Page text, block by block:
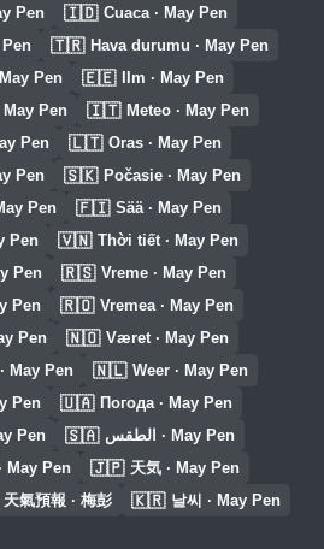
Pen 🇮🇩 Cuaca · May Pen
🇹🇷 Hava durumu · May Pen
Pen 🇪🇪 Ilm · May Pen
Pen 🇮🇹 Meteo · May Pen
Pen 🇱🇹 Oras · May Pen
Pen 🇸🇰 Počasie · May Pen
Pen 🇫🇮 Sää · May Pen
Pen 🇻🇳 Thời tiết · May Pen
Pen 🇷🇸 Vreme · May Pen
Pen 🇷🇴 Vremea · May Pen
Pen 🇳🇴 Været · May Pen
May Pen 🇳🇱 Weer · May Pen
Pen 🇺🇦 Погода · May Pen
Pen 🇸🇦 الطقس · May Pen
May Pen 🇯🇵 天気 · May Pen
天氣預報 · 梅彭 🇰🇷 날씨 · May Pen